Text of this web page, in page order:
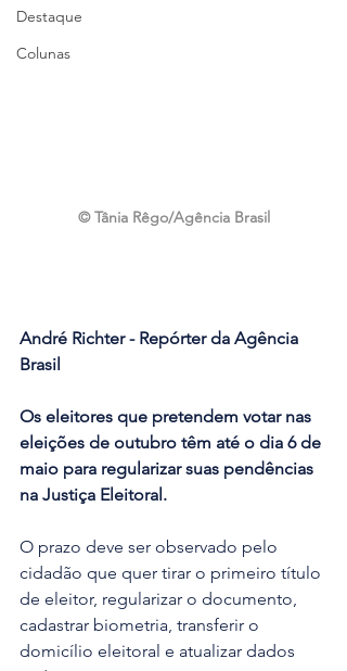
Destaque
Colunas
© Tânia Rêgo/Agência Brasil
André Richter - Repórter da Agência
Brasil
Os eleitores que pretendem votar nas
eleições de outubro têm até o dia 6 de
maio para regularizar suas pendências
na Justiça Eleitoral.
O prazo deve ser observado pelo
cidadão que quer tirar o primeiro título
de eleitor, regularizar o documento,
cadastrar biometria, transferir o
domicílio eleitoral e atualizar dados